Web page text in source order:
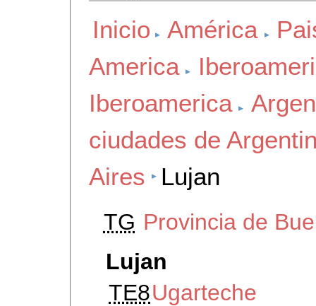
Inicio América
America
Iberoamerica
ciudades de
Aires
Lujan
TG Provincia de
Lujan
TE8Ugarteche